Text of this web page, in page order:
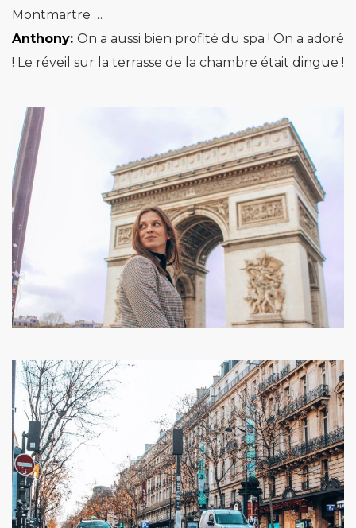
Montmartre …
Anthony: On a aussi bien profité du spa ! On a adoré
! Le réveil sur la terrasse de la chambre était dingue !